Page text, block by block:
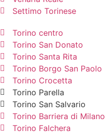
Settimo Torinese
Torino centro
Torino San Donato
Torino Santa Rita
Torino Borgo San Paolo
Torino Crocetta
Torino Parella
Torino San Salvario
Torino Barriera di Milano
Torino Falchera